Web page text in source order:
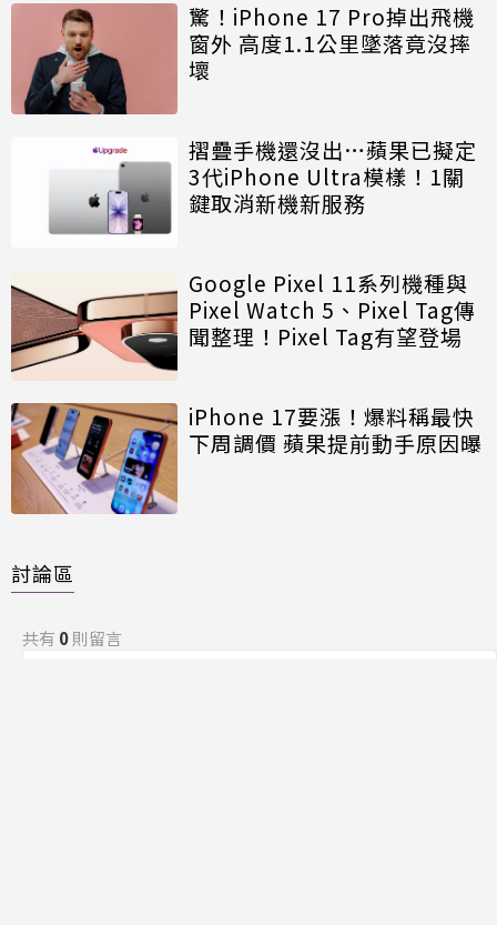
驚！iPhone 17 Pro掉出飛機
窗外 高度1.1公里墜落竟沒摔
壞
摺疊手機還沒出…蘋果已擬定
3代iPhone Ultra模樣！1關
鍵取消新機新服務
Google Pixel 11系列機種與
Pixel Watch 5、Pixel Tag傳
聞整理！Pixel Tag有望登場
iPhone 17要漲！爆料稱最快
下周調價 蘋果提前動手原因曝
討論區
共有 0則留言